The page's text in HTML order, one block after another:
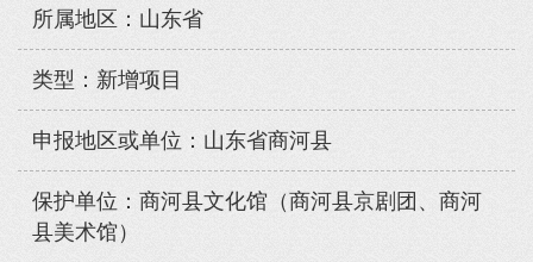
所属地区：山东省
类型：新增项目
申报地区或单位：山东省商河县
保护单位：商河县文化馆（商河县京剧团、商河
县美术馆）